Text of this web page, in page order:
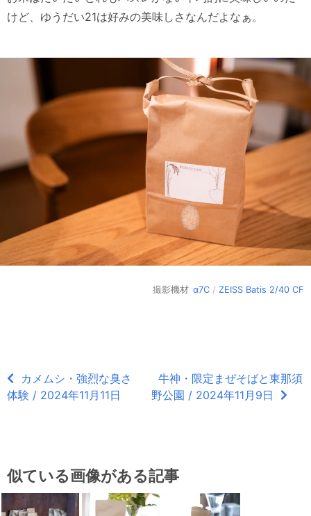
けど、ゆうだい21は好みの美味しさなんだよなぁ。
撮影機材 α7C / ZEISS Batis 2/40 CF
カメムシ・強烈な臭さ
体験 / 2024年11月11日
牛神・限定まぜそばと東那須
野公園 / 2024年11月9日
似ている画像がある記事